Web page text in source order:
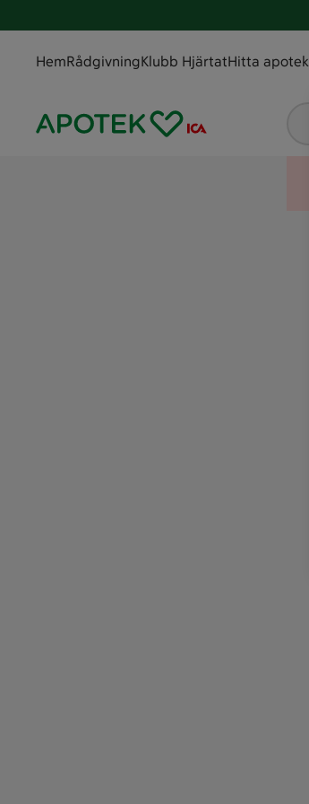
HemRådgivningKlubb HjärtatHitta apotek